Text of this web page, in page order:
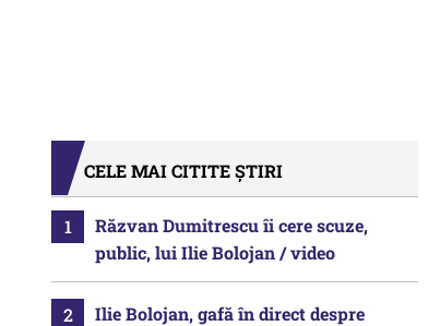
CELE MAI CITITE ȘTIRI
Răzvan Dumitrescu îi cere scuze,
public, lui Ilie Bolojan / video
Ilie Bolojan, gafă în direct despre